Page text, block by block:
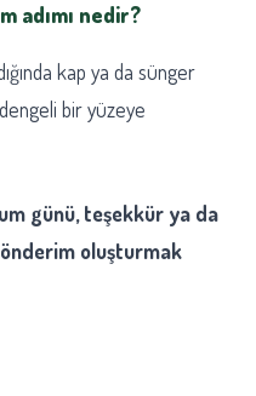
adımı nedir?
kap ya da sünger
bir yüzeye
günü, teşekkür ya da
oluşturmak